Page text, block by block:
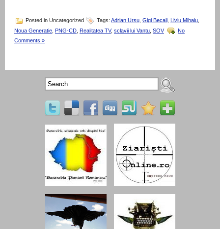
Posted in Uncategorized Tags: Adrian Ursu Gigi Becali Liviu Mihaiu
Noua Generatie PNG-CD Realitatea TV, sclavii lui Vantu SOV
No
Comments »